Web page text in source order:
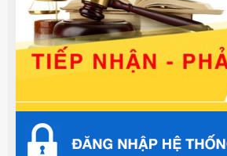
công nhân và viên chức quốc phòng
nào? Trả lời: Khoản 4, Điều 1 Thông tư số
ngày 23-8-2021 của Bộ trưởng...